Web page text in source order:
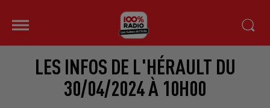
LES INFOS DE L'HÉRAULT DU
30/04/2024 À 10H00